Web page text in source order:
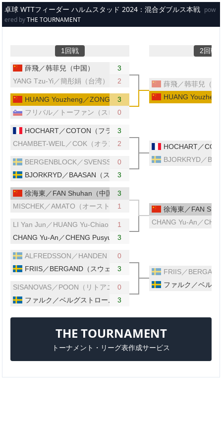
メインコンテンツへスキップ
卓球 WTTフィーダー ハルムスタッド 2024：混合ダブルス本戦 pow
ered byTHE TOURNAMENT
1回戦 2回戦
薛飛／韩菲兒（中国）
3
YANG Tzu-Yi／簡彤娟（台湾）
2
HUANG Youzheng／ZONG Geman（中国）
3
フリバル／トーファン（スロベニア）
0
HOCHART／COTON（フランス）
3
CHAMBET-WEIL／COK（オランダ／フランス）
2
BERGENBLOCK／SVENSSON（スウェーデン）
0
BJORKRYD／BAASAN（スウェーデン）
3
徐海東／FAN Shuhan（中国）3
MISCHEK／AMATO（オーストリア／イタリア）
1
LI Yan Jun／HUANG Yu-Chiao（台湾）
1
CHANG Yu-An／CHENG Pusyuan（台湾）
3
ALFREDSSON／HANDEN（スウェーデン）
0
FRIIS／BERGAND（スウェーデン）
3
SISANOVAS／POON（リトアニア／イングランド）
0
ファルク／ベルグストローム（スウェーデン）
3
薛飛／韩菲兒（中
HUANG
HOCHART／
BJORKRYD／
徐海東／FAN
CHANG Yu-An／
FRIIS／
ファルク／ベルグ
THE TOURNAMENT
トーナメント・リーグ表作成サービス